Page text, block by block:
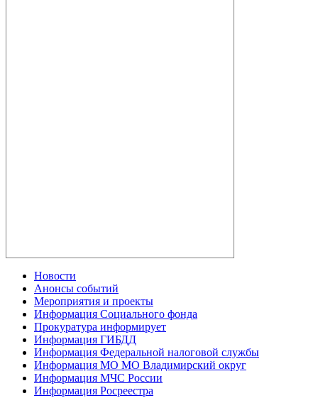
Новости
Анонсы событий
Мероприятия и проекты
Информация Социального фонда
Прокуратура информирует
Информация ГИБДД
Информация Федеральной налоговой службы
Информация МО МО Владимирский округ
Информация МЧС России
Информация Росреестра